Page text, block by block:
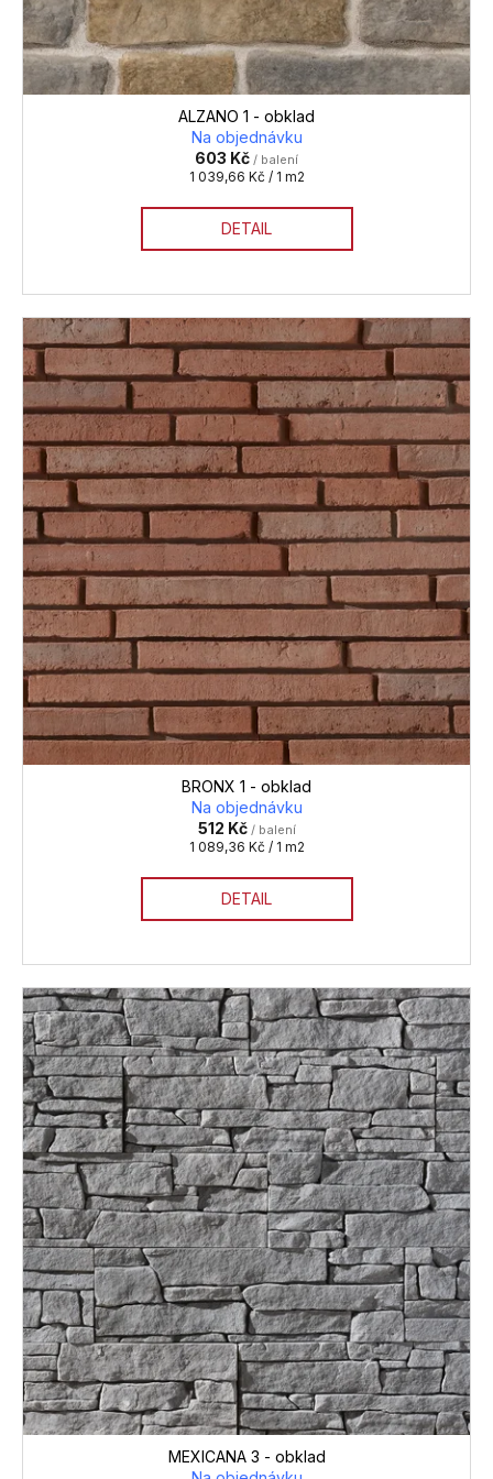
ALZANO 1 - obklad
Na objednávku
603 Kč / balení
Měrná
1 039,66 Kč / 1 m2
DETAIL
BRONX 1 - obklad
Na objednávku
512 Kč / balení
Měrná
1 089,36 Kč / 1 m2
DETAIL
MEXICANA 3 - obklad